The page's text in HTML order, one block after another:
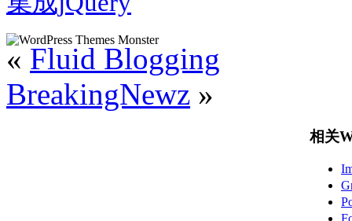
« Fluid Blogging
BreakingNewz »
相关